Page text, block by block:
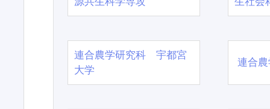
連合農学研究科 宇都宮
大学
連合